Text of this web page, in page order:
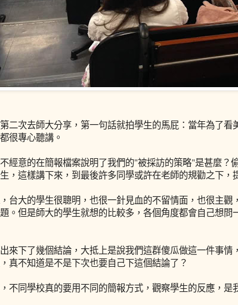
二次去師大分享，第一句話就拍學生的馬屁：當年為了
很專心聽講。
經意的在簡報檔案說明了我們的"被採訪的策略"是甚麼？
，這樣講下來，到最後許多同學或許在老師的規勸之下，
台大的學生很聰明，也很一針見血的不留情面，也很主
。但是師大的學生就想的比較多，各個角度都會自己想
來下了幾個結論，大抵上是說我們這群傻瓜做這一件事
真不知道是不是下次也要自己下這個結論了？
不同學校真的要用不同的簡報方式，觀察學生的反應，是